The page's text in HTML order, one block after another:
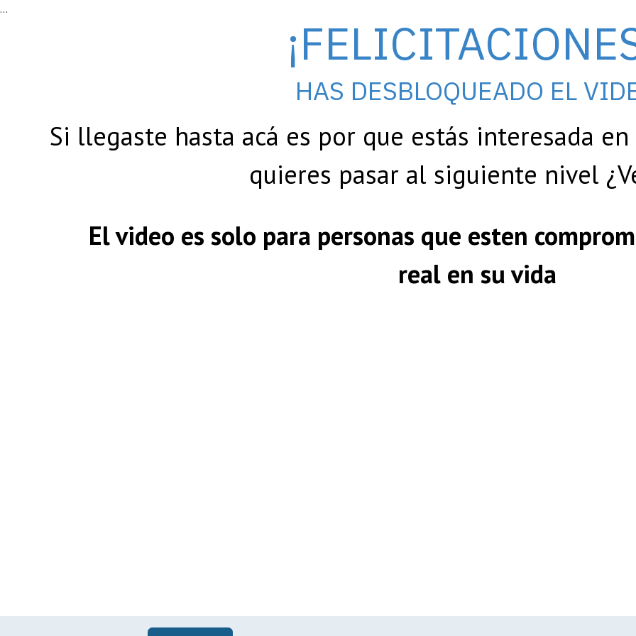
...
HAS DESBLOQUEADO EL
Si llegaste hasta acá es por que estás interesada en
quieres pasar al siguiente nivel
El video es solo para personas que esten
real en su vida